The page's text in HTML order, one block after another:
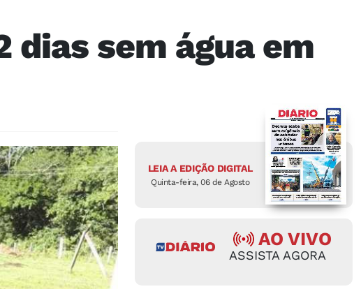
sem água em
LEIA A EDIÇÃO DIGITAL
Quinta-feira, 06 de Agosto
AO VIVO
ASSISTA AGORA